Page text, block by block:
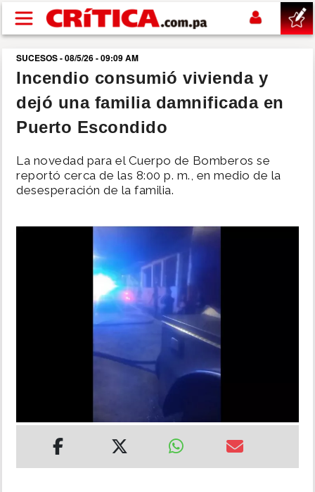
Pasar al contenido principal
buscar
SUCESOS
POLÍTICA
IMPRESO
SUCESOS - 08/5/26 - 09:09 AM
Incendio consumió vivienda y
dejó una familia damnificada en
Puerto Escondido
La novedad para el Cuerpo de Bomberos se
reportó cerca de las 8:00 p. m., en medio de la
desesperación de la familia.